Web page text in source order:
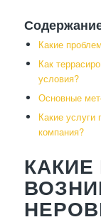
Какие
Как
условия?
Основные
Какие услуги
компания?